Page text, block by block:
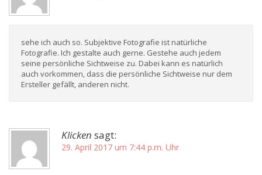
sehe ich auch so. Subjektive Fotografie ist natürliche
Fotografie. Ich gestalte auch gerne. Gestehe auch jedem
seine persönliche Sichtweise zu. Dabei kann es natürlich
auch vorkommen, dass die persönliche Sichtweise nur dem
Ersteller gefällt, anderen nicht.
Klicken sagt:
29. April 2017 um 7:44 p.m. Uhr